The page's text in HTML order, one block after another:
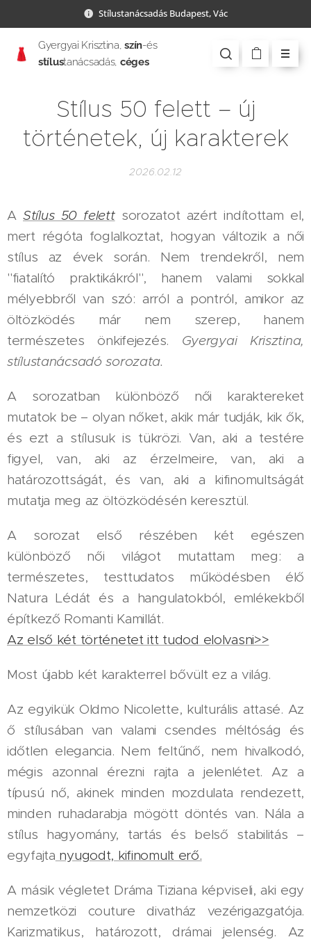
Stílustanácsadás Budapest, Vác
Gyergyai Krisztina, szín-és
stílustanácsadás, céges
Stílus 50 felett – új
történetek, új karakterek
2026.02.12
A Stílus 50 felettsorozatot azért indítottam el,
mert régóta foglalkoztat, hogyan változik a női
stílus az évek során. Nem trendekről, nem
"fiatalító praktikákról", hanem valami sokkal
mélyebbről van szó: arról a pontról, amikor az
öltözködés már nem szerep, hanem
természetes önkifejezés. Gyergyai Krisztina,
stílustanácsadó sorozata.
A sorozatban különböző női karaktereket
mutatok be – olyan nőket, akik már tudják, kik ők,
és ezt a stílusuk is tükrözi. Van, aki a testére
figyel, van, aki az érzelmeire, van, aki a
határozottságát, és van, aki a kifinomultságát
mutatja meg az öltözködésén keresztül.
A sorozat első részében két egészen
különböző női világot mutattam meg: a
természetes, testtudatos működésben élő
Natura Lédát és a hangulatokból, emlékekből
építkező Romanti Kamillát.
Az első két történetet itt tudod elolvasni>>
Most újabb két karakterrel bővült ez a világ.
Az egyikük Oldmo Nicolette, kulturális attasé. Az
ő stílusában van valami csendes méltóság és
időtlen elegancia. Nem feltűnő, nem hivalkodó,
mégis azonnal érezni rajta a jelenlétet. Az a
típusú nő, akinek minden mozdulata rendezett,
minden ruhadarabja mögött döntés van. Nála a
stílus hagyomány, tartás és belső stabilitás –
egyfajta nyugodt, kifinomult erő.
A másik végletet Dráma Tiziana képviseli, aki egy
nemzetközi couture divatház vezérigazgatója.
Karizmatikus, határozott, drámai jelenség. Az